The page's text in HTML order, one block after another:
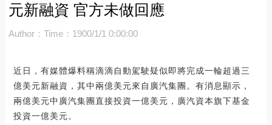
元新融資 官方未做回應
Author： Time：1900/1/1 0:00:00
近日，有媒體爆料稱滴滴自動駕駛疑似即將完成一輪超過三
億美元新融資，其中兩億美元來自廣汽集團。有消息顯示，
兩億美元中廣汽集團直接投資一億美元，廣汽資本旗下基金
投資一億美元。